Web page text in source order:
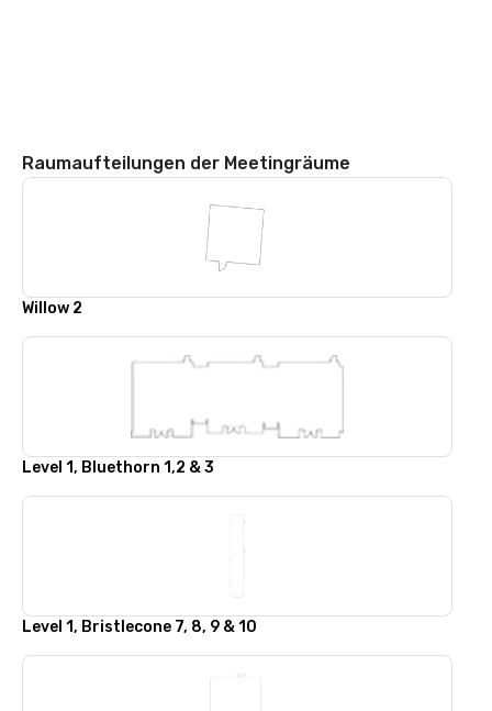
Raumaufteilungen der Meetingräume
Willow 2
Level 1, Bluethorn 1,2 & 3
Level 1, Bristlecone 7, 8, 9 & 10